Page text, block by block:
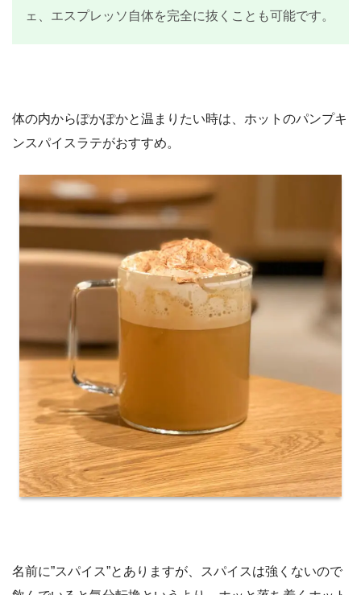
ェ、エスプレッソ自体を完全に抜くことも可能です。
体の内からぽかぽかと温まりたい時は、ホットのパンプキ
ンスパイスラテがおすすめ。
名前に”スパイス”とありますが、スパイスは強くないので